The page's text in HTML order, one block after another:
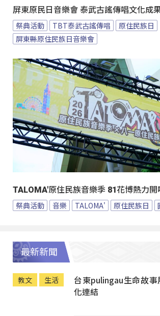
屏東原民日音樂會 泰武古謠傳唱文化成
祭典活動 TBT泰武古謠傳唱
原住民族日
屏東縣原住民族日音樂會
TALOMA'原住民族音樂季 81花博熱力開
祭典活動 音樂 TALOMA' 原住民族日
最新新聞
教文 生活
台東pulingau生命故
化連結